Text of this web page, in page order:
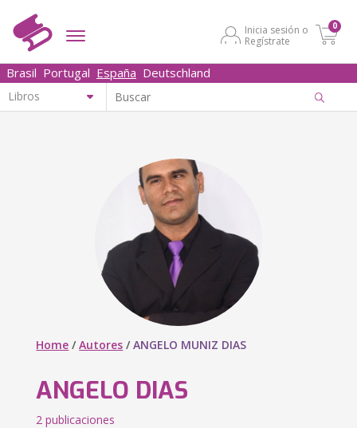
Inicia sesión o
Regístrate
0
Brasil Portugal España Deutschland
Home /Autores /ANGELO MUNIZ DIAS
ANGELO DIAS
2 publicaciones